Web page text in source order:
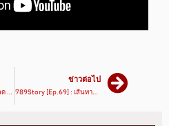
789Story [Ep.พิเศษ] “อ๊อด เคโอ” VS “กุมารดำ” จากนักข่าวเพื่อนรักสู่คู่มวยโซเชียลแห่งปี | มวยเด็ด789
ข่าวต่อไป
789Story [Ep.69] : เส้นทางโคตรดาวรุ่งเบอร์ 1 ยุคนี้! “เพชรศิลา ว.อุรชา”